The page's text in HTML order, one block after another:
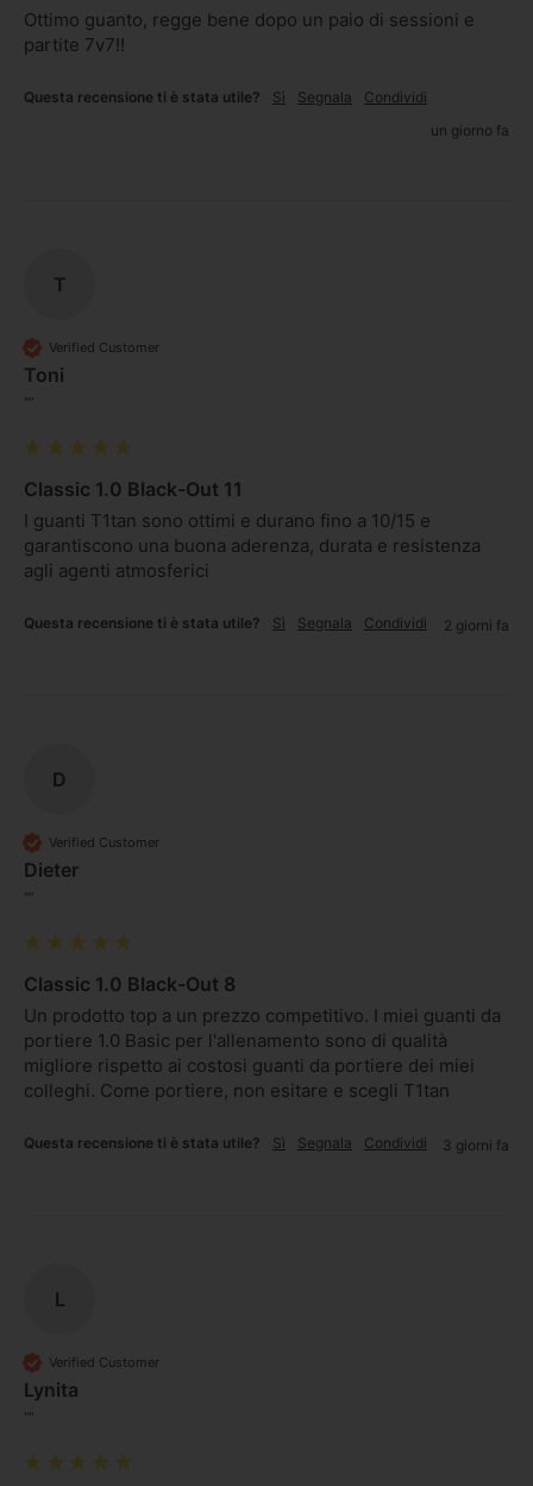
Ottimo guanto, regge bene dopo un paio di sessioni e
partite 7v7!!
Questa recensione ti è stata utile? Sì Segnala
Condividi
un giorno fa
T
Verified Customer
Toni
""
Classic 1.0 Black-Out 11
I guanti T1tan sono ottimi e durano fino a 10/15 e
garantiscono una buona aderenza, durata e resistenza
agli agenti atmosferici
Questa recensione ti è stata utile? Sì Segnala Condividi 2 giorni fa
D
Verified Customer
Dieter
""
Classic 1.0 Black-Out 8
Un prodotto top a un prezzo competitivo. I miei guanti da
portiere 1.0 Basic per l'allenamento sono di qualità
migliore rispetto ai costosi guanti da portiere dei miei
colleghi. Come portiere, non esitare e scegli T1tan
Questa recensione ti è stata utile? Sì Segnala Condividi 3 giorni fa
L
Verified Customer
Lynita
""